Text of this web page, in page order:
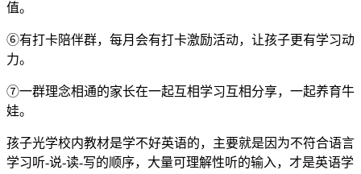
值。
⑥有打卡陪伴群，每月会有打卡激励活动，让孩子更有学习动
力。
⑦一群理念相通的家长在一起互相学习互相分享，一起养育牛
娃。
孩子光学校内教材是学不好英语的，主要就是因为不符合语言
学习听-说-读-写的顺序，大量可理解性听的输入，才是英语学